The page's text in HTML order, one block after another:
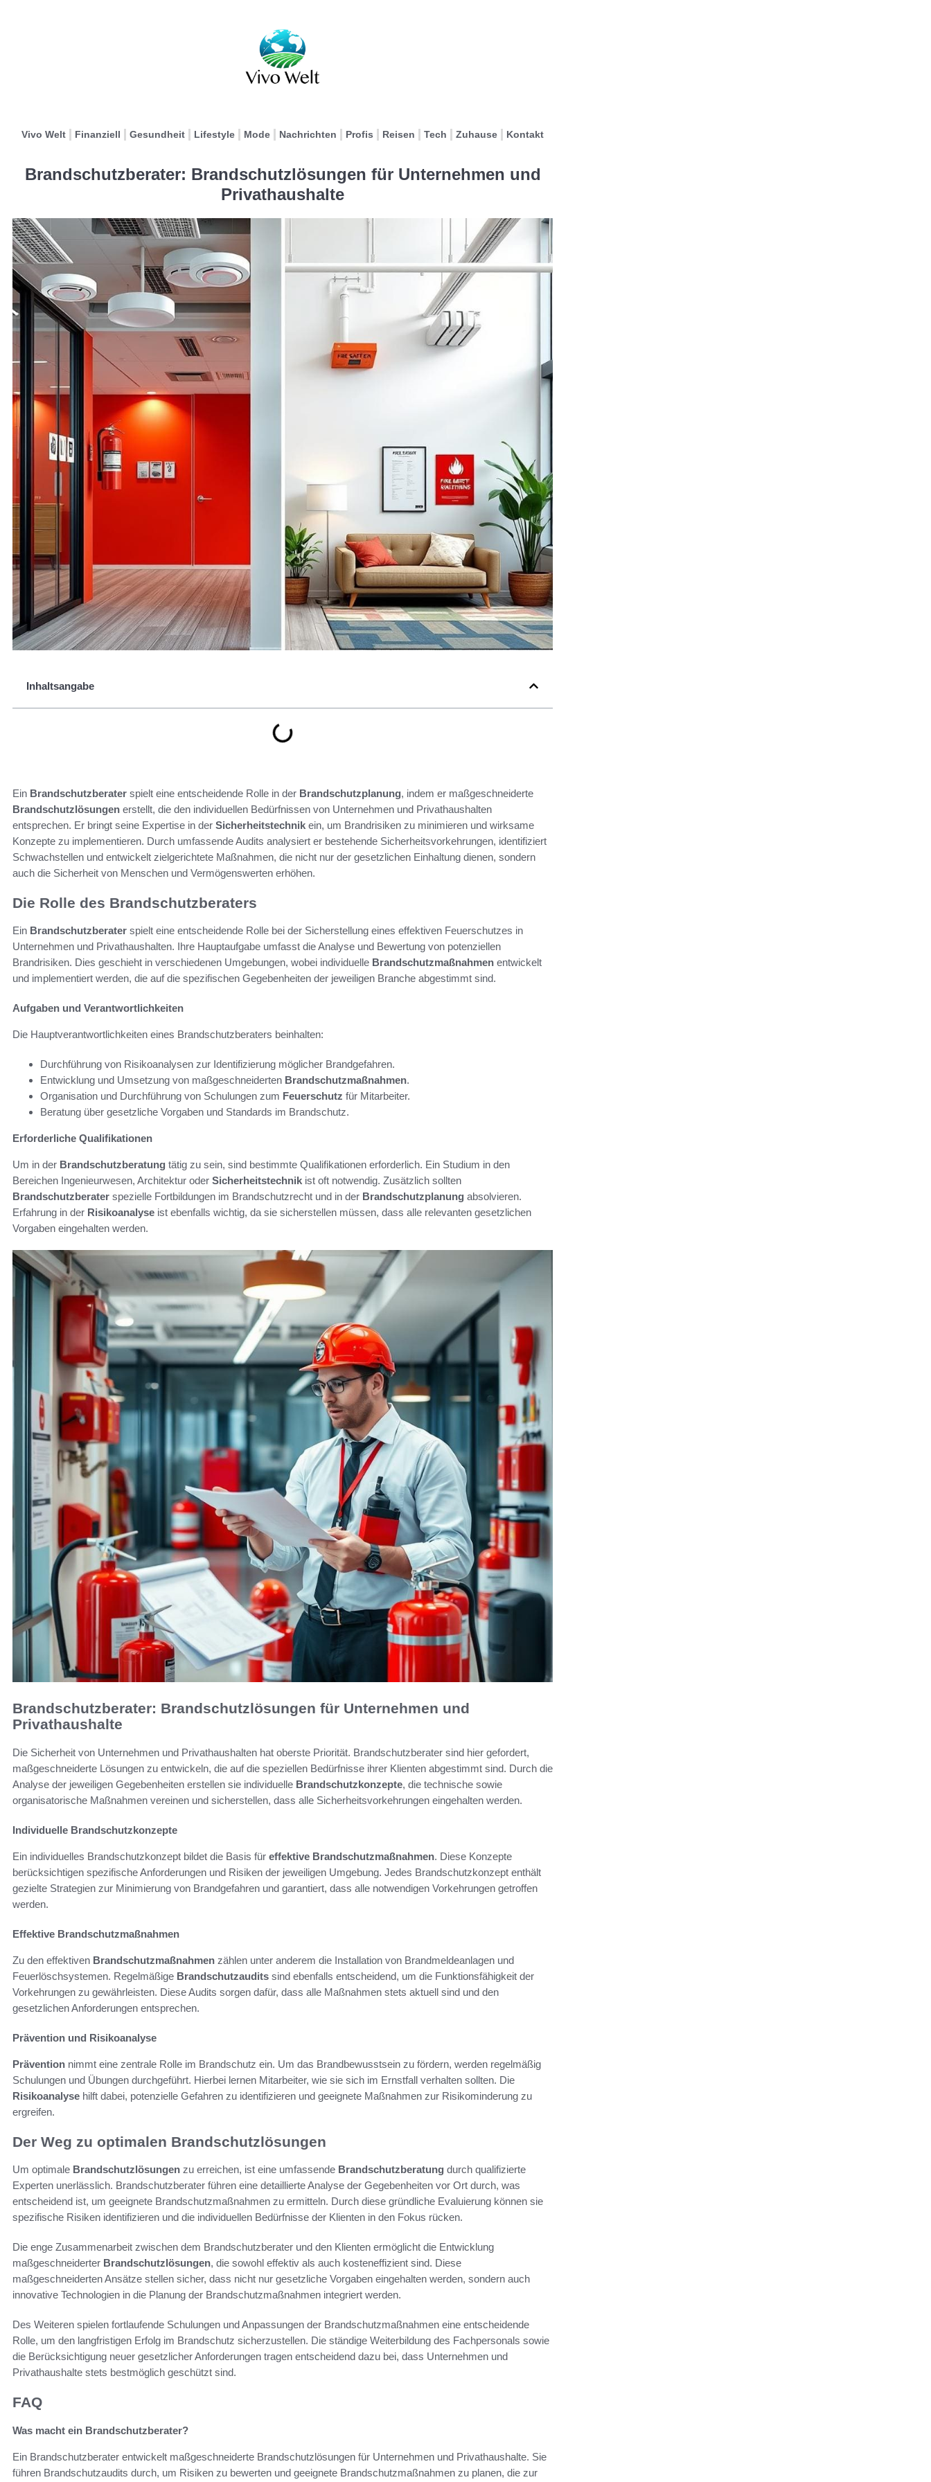
Vivo Welt Finanziell Gesundheit Lifestyle Mode Nachrichten Profis Reisen Tech Zuhause Kontakt
Brandschutzberater: Brandschutzlösungen für Unternehmen und
Privathaushalte
Inhaltsangabe
Ein Brandschutzberater spielt eine entscheidende Rolle in der Brandschutzplanung, indem er maßgeschneiderte
Brandschutzlösungen erstellt, die den individuellen Bedürfnissen von Unternehmen und Privathaushalten
entsprechen. Er bringt seine Expertise in der Sicherheitstechnik ein, um Brandrisiken zu minimieren und wirksame
Konzepte zu implementieren. Durch umfassende Audits analysiert er bestehende Sicherheitsvorkehrungen, identifiziert
Schwachstellen und entwickelt zielgerichtete Maßnahmen, die nicht nur der gesetzlichen Einhaltung dienen, sondern
auch die Sicherheit von Menschen und Vermögenswerten erhöhen.
Die Rolle des Brandschutzberaters
Ein Brandschutzberater spielt eine entscheidende Rolle bei der Sicherstellung eines effektiven Feuerschutzes in
Unternehmen und Privathaushalten. Ihre Hauptaufgabe umfasst die Analyse und Bewertung von potenziellen
Brandrisiken. Dies geschieht in verschiedenen Umgebungen, wobei individuelle Brandschutzmaßnahmen entwickelt
und implementiert werden, die auf die spezifischen Gegebenheiten der jeweiligen Branche abgestimmt sind.
Aufgaben und Verantwortlichkeiten
Die Hauptverantwortlichkeiten eines Brandschutzberaters beinhalten:
Durchführung von Risikoanalysen zur Identifizierung möglicher Brandgefahren.
Entwicklung und Umsetzung von maßgeschneiderten Brandschutzmaßnahmen.
Organisation und Durchführung von Schulungen zum Feuerschutz für Mitarbeiter.
Beratung über gesetzliche Vorgaben und Standards im Brandschutz.
Erforderliche Qualifikationen
Um in der Brandschutzberatung tätig zu sein, sind bestimmte Qualifikationen erforderlich. Ein Studium in den
Bereichen Ingenieurwesen, Architektur oder Sicherheitstechnik ist oft notwendig. Zusätzlich sollten
Brandschutzberater spezielle Fortbildungen im Brandschutzrecht und in der Brandschutzplanung absolvieren.
Erfahrung in der Risikoanalyse ist ebenfalls wichtig, da sie sicherstellen müssen, dass alle relevanten gesetzlichen
Vorgaben eingehalten werden.
Brandschutzberater: Brandschutzlösungen für Unternehmen und
Privathaushalte
Die Sicherheit von Unternehmen und Privathaushalten hat oberste Priorität. Brandschutzberater sind hier gefordert,
maßgeschneiderte Lösungen zu entwickeln, die auf die speziellen Bedürfnisse ihrer Klienten abgestimmt sind. Durch die
Analyse der jeweiligen Gegebenheiten erstellen sie individuelle Brandschutzkonzepte, die technische sowie
organisatorische Maßnahmen vereinen und sicherstellen, dass alle Sicherheitsvorkehrungen eingehalten werden.
Individuelle Brandschutzkonzepte
Ein individuelles Brandschutzkonzept bildet die Basis für effektive Brandschutzmaßnahmen. Diese Konzepte
berücksichtigen spezifische Anforderungen und Risiken der jeweiligen Umgebung. Jedes Brandschutzkonzept enthält
gezielte Strategien zur Minimierung von Brandgefahren und garantiert, dass alle notwendigen Vorkehrungen getroffen
werden.
Effektive Brandschutzmaßnahmen
Zu den effektiven Brandschutzmaßnahmen zählen unter anderem die Installation von Brandmeldeanlagen und
Feuerlöschsystemen. Regelmäßige Brandschutzaudits sind ebenfalls entscheidend, um die Funktionsfähigkeit der
Vorkehrungen zu gewährleisten. Diese Audits sorgen dafür, dass alle Maßnahmen stets aktuell sind und den
gesetzlichen Anforderungen entsprechen.
Prävention und Risikoanalyse
Prävention nimmt eine zentrale Rolle im Brandschutz ein. Um das Brandbewusstsein zu fördern, werden regelmäßig
Schulungen und Übungen durchgeführt. Hierbei lernen Mitarbeiter, wie sie sich im Ernstfall verhalten sollten. Die
Risikoanalyse hilft dabei, potenzielle Gefahren zu identifizieren und geeignete Maßnahmen zur Risikominderung zu
ergreifen.
Der Weg zu optimalen Brandschutzlösungen
Um optimale Brandschutzlösungen zu erreichen, ist eine umfassende Brandschutzberatung durch qualifizierte
Experten unerlässlich. Brandschutzberater führen eine detaillierte Analyse der Gegebenheiten vor Ort durch, was
entscheidend ist, um geeignete Brandschutzmaßnahmen zu ermitteln. Durch diese gründliche Evaluierung können sie
spezifische Risiken identifizieren und die individuellen Bedürfnisse der Klienten in den Fokus rücken.
Die enge Zusammenarbeit zwischen dem Brandschutzberater und den Klienten ermöglicht die Entwicklung
maßgeschneiderter Brandschutzlösungen, die sowohl effektiv als auch kosteneffizient sind. Diese
maßgeschneiderten Ansätze stellen sicher, dass nicht nur gesetzliche Vorgaben eingehalten werden, sondern auch
innovative Technologien in die Planung der Brandschutzmaßnahmen integriert werden.
Des Weiteren spielen fortlaufende Schulungen und Anpassungen der Brandschutzmaßnahmen eine entscheidende
Rolle, um den langfristigen Erfolg im Brandschutz sicherzustellen. Die ständige Weiterbildung des Fachpersonals sowie
die Berücksichtigung neuer gesetzlicher Anforderungen tragen entscheidend dazu bei, dass Unternehmen und
Privathaushalte stets bestmöglich geschützt sind.
FAQ
Was macht ein Brandschutzberater?
Ein Brandschutzberater entwickelt maßgeschneiderte Brandschutzlösungen für Unternehmen und Privathaushalte. Sie
führen Brandschutzaudits durch, um Risiken zu bewerten und geeignete Brandschutzmaßnahmen zu planen, die zur